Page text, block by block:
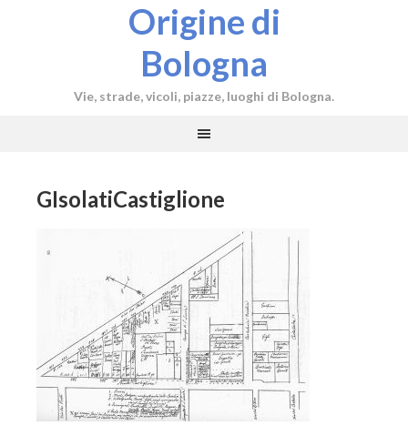
Origine di
Bologna
Vie, strade, vicoli, piazze, luoghi di Bologna.
GIsolatiCastiglione